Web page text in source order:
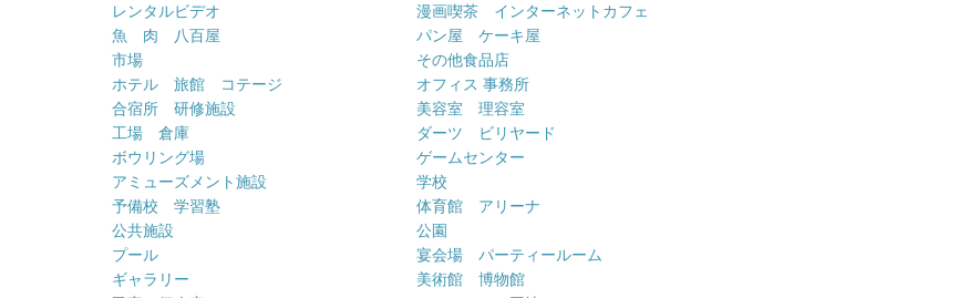
レンタルビデオ
漫画喫茶 インターネットカフェ
魚 肉 八百屋
パン屋 ケーキ屋
市場
その他食品店
ホテル 旅館 コテージ
オフィス 事務所
合宿所 研修施設
美容室 理容室
工場 倉庫
ダーツ ビリヤード
ボウリング場
ゲームセンター
アミューズメント施設
学校
予備校 学習塾
体育館 アリーナ
公共施設
公園
プール
宴会場 パーティールーム
ギャラリー
美術館 博物館